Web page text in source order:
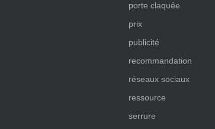
porte claquée
prix
publicité
recommandation
réseaux sociaux
ressource
serrure